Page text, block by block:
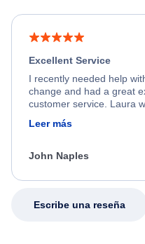
Excellent Service
I recently needed help
change and had a great
customer service. Laura
friendly, and very helpful
process. She quickly
appreciate her excellent
Leer más
John Naples
Escribe una reseña